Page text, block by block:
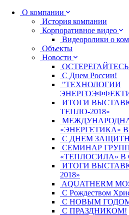
О компании
История компании
Корпоративное видео
Видеоролики о
Объекты
Новости
С Днем России!
"ТЕХНОЛОГИИ
ИТОГИ
ТЕПЛО-2018»
«ЭНЕРГЕТИКА»
С ДНЕМ
СЕМИНАР
«ТЕПЛОСИЛА» В
ИТОГИ
2018»
AQUATHERM
С Рождеством
С НОВЫМ
С ПРАЗДНИКОМ!